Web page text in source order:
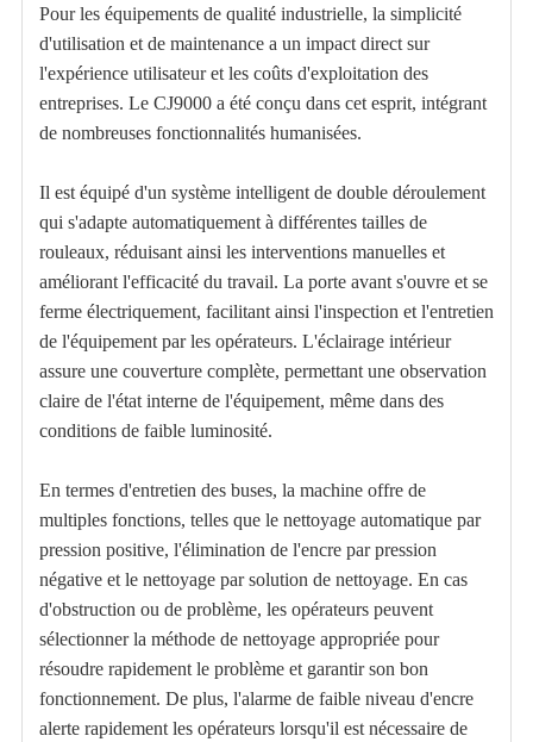
Pour les équipements de qualité industrielle, la simplicité
d'utilisation et de maintenance a un impact direct sur
l'expérience utilisateur et les coûts d'exploitation des
entreprises. Le CJ9000 a été conçu dans cet esprit, intégrant
de nombreuses fonctionnalités humanisées.
Il est équipé d'un système intelligent de double déroulement
qui s'adapte automatiquement à différentes tailles de
rouleaux, réduisant ainsi les interventions manuelles et
améliorant l'efficacité du travail. La porte avant s'ouvre et se
ferme électriquement, facilitant ainsi l'inspection et l'entretien
de l'équipement par les opérateurs. L'éclairage intérieur
assure une couverture complète, permettant une observation
claire de l'état interne de l'équipement, même dans des
conditions de faible luminosité.
En termes d'entretien des buses, la machine offre de
multiples fonctions, telles que le nettoyage automatique par
pression positive, l'élimination de l'encre par pression
négative et le nettoyage par solution de nettoyage. En cas
d'obstruction ou de problème, les opérateurs peuvent
sélectionner la méthode de nettoyage appropriée pour
résoudre rapidement le problème et garantir son bon
fonctionnement. De plus, l'alarme de faible niveau d'encre
alerte rapidement les opérateurs lorsqu'il est nécessaire de